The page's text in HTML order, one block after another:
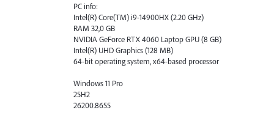
PC info:
Intel(R) Core(TM) i9-14900HX (2.20 GHz)
RAM 32,0 GB
NVIDIA GeForce RTX 4060 Laptop GPU (8 GB)
Intel(R) UHD Graphics (128 MB)
64-bit operating system, x64-based processor
Windows 11 Pro
25H2
26200.8655